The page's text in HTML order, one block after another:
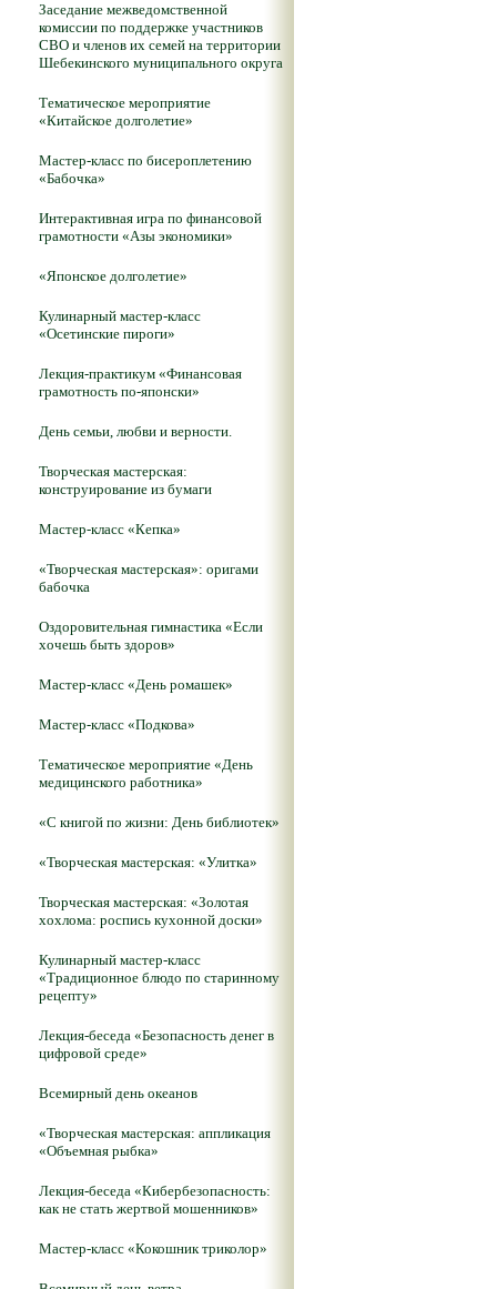
Заседание межведомственной
комиссии по поддержке участников
СВО и членов их семей на территории
Шебекинского муниципального округа
Тематическое мероприятие
«Китайское долголетие»
Мастер-класс по бисероплетению
«Бабочка»
Интерактивная игра по финансовой
грамотности «Азы экономики»
«Японское долголетие»
Кулинарный мастер-класс
«Осетинские пироги»
Лекция-практикум «Финансовая
грамотность по-японски»
День семьи, любви и верности.
Творческая мастерская:
конструирование из бумаги
Мастер-класс «Кепка»
«Творческая мастерская»: оригами
бабочка
Оздоровительная гимнастика «Если
хочешь быть здоров»
Мастер-класс «День ромашек»
Мастер-класс «Подкова»
Тематическое мероприятие «День
медицинского работника»
«С книгой по жизни: День библиотек»
«Творческая мастерская: «Улитка»
Творческая мастерская: «Золотая
хохлома: роспись кухонной доски»
Кулинарный мастер-класс
«Традиционное блюдо по старинному
рецепту»
Лекция-беседа «Безопасность денег в
цифровой среде»
Всемирный день океанов
«Творческая мастерская: аппликация
«Объемная рыбка»
Лекция-беседа «Кибербезопасность:
как не стать жертвой мошенников»
Мастер-класс «Кокошник триколор»